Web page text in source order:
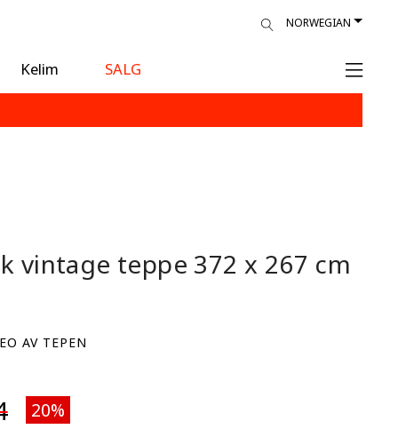
NORWEGIAN
Kelim
SALG
vintage teppe 372 x 267 cm
AV TEPEN
20%